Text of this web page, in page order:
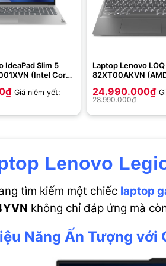
IdeaPad Slim 5
(Intel Core
| Win 11 |
₫ Giá niêm yết:
Laptop Lenovo
82XT00AKVN
4050 6GB | 15.6
| Xám)
24.990.000₫
28.990.000₫
Lenovo
tìm kiếm một chiếc laptop
không chỉ đáp ứng mà
Năng Ấn Tượng với